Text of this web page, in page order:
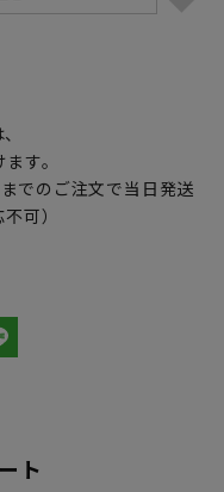
す。
でのご注文で当日発送
可）
ト